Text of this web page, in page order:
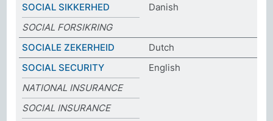
SOCIAL SIKKERHED
Danish
SOCIAL FORSIKRING
SOCIALE ZEKERHEID
Dutch
SOCIAL SECURITY
English
NATIONAL INSURANCE
SOCIAL INSURANCE